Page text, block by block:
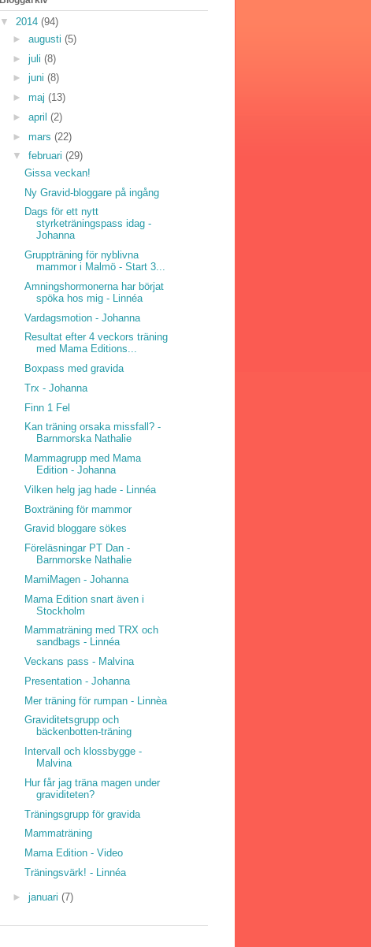
▼ 2014 (94)
► augusti (5)
► juli (8)
► juni (8)
► maj (13)
► april (2)
► mars (22)
▼ februari (29)
Gissa veckan!
Ny Gravid-bloggare på ingång
Dags för ett nytt
styrketräningspass idag -
Johanna
Gruppträning för nyblivna
mammor i Malmö - Start 3...
Amningshormonerna har börjat
spöka hos mig - Linnéa
Vardagsmotion - Johanna
Resultat efter 4 veckors träning
med Mama Editions...
Boxpass med gravida
Trx - Johanna
Finn 1 Fel
Kan träning orsaka missfall? -
Barnmorska Nathalie
Mammagrupp med Mama
Edition - Johanna
Vilken helg jag hade - Linnéa
Boxträning för mammor
Gravid bloggare sökes
Föreläsningar PT Dan -
Barnmorske Nathalie
MamiMagen - Johanna
Mama Edition snart även i
Stockholm
Mammaträning med TRX och
sandbags - Linnéa
Veckans pass - Malvina
Presentation - Johanna
Mer träning för rumpan - Linnèa
Graviditetsgrupp och
bäckenbotten-träning
Intervall och klossbygge -
Malvina
Hur får jag träna magen under
graviditeten?
Träningsgrupp för gravida
Mammaträning
Mama Edition - Video
Träningsvärk! - Linnéa
► januari (7)